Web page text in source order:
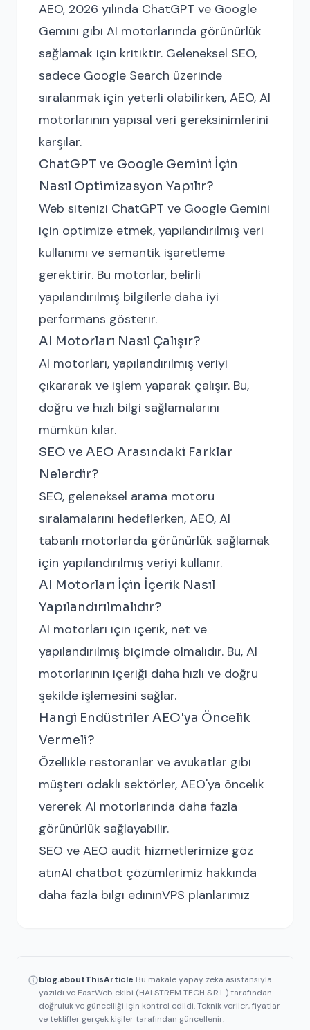
AEO, 2026 yılında ChatGPT ve Google
Gemini gibi AI motorlarında görünürlük
sağlamak için kritiktir. Geleneksel SEO,
sadece Google Search üzerinde
sıralanmak için yeterli olabilirken, AEO, AI
motorlarının yapısal veri gereksinimlerini
karşılar.
ChatGPT ve Google Gemini İçin
Nasıl Optimizasyon Yapılır?
Web sitenizi ChatGPT ve Google Gemini
için optimize etmek, yapılandırılmış veri
kullanımı ve semantik işaretleme
gerektirir. Bu motorlar, belirli
yapılandırılmış bilgilerle daha iyi
performans gösterir.
AI Motorları Nasıl Çalışır?
AI motorları, yapılandırılmış veriyi
çıkararak ve işlem yaparak çalışır. Bu,
doğru ve hızlı bilgi sağlamalarını
mümkün kılar.
SEO ve AEO Arasındaki Farklar
Nelerdir?
SEO, geleneksel arama motoru
sıralamalarını hedeflerken, AEO, AI
tabanlı motorlarda görünürlük sağlamak
için yapılandırılmış veriyi kullanır.
AI Motorları İçin İçerik Nasıl
Yapılandırılmalıdır?
AI motorları için içerik, net ve
yapılandırılmış biçimde olmalıdır. Bu, AI
motorlarının içeriği daha hızlı ve doğru
şekilde işlemesini sağlar.
Hangi Endüstriler AEO'ya Öncelik
Vermeli?
Özellikle restoranlar ve avukatlar gibi
müşteri odaklı sektörler, AEO'ya öncelik
vererek AI motorlarında daha fazla
görünürlük sağlayabilir.
SEO ve AEO audit hizmetlerimize göz
atınAI chatbot çözümlerimiz hakkında
daha fazla bilgi edininVPS planlarımız
blog.aboutThisArticle Bu makale yapay zeka asistansıyla
yazıldı ve EastWeb ekibi (HALSTREM TECH S.R.L.) tarafından
doğruluk ve güncelliği için kontrol edildi. Teknik veriler, fiyatlar
ve teklifler gerçek kişiler tarafından güncellenir.